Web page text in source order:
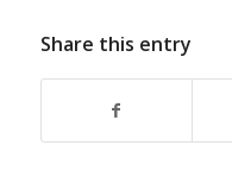
Share this entry